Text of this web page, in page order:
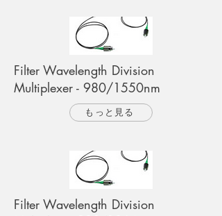
Filter Wavelength Division
Multiplexer - 980/1550nm
もっと見る
Filter Wavelength Division